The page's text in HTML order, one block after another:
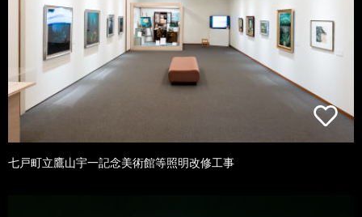
七戸町立鷹山宇一記念美術館等照明改修工事